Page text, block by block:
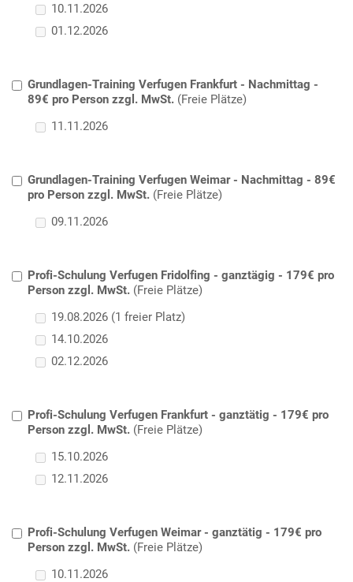
10.11.2026
01.12.2026
Grundlagen-Training Verfugen Frankfurt - Nachmittag -
89€ pro Person zzgl. MwSt. (Freie Plätze)
11.11.2026
Grundlagen-Training Verfugen Weimar - Nachmittag - 89€
pro Person zzgl. MwSt. (Freie Plätze)
09.11.2026
Profi-Schulung Verfugen Fridolfing - ganztägig - 179€ pro
Person zzgl. MwSt. (Freie Plätze)
19.08.2026 (1 freier Platz)
14.10.2026
02.12.2026
Profi-Schulung Verfugen Frankfurt - ganztätig - 179€ pro
Person zzgl. MwSt. (Freie Plätze)
15.10.2026
12.11.2026
Profi-Schulung Verfugen Weimar - ganztätig - 179€ pro
Person zzgl. MwSt. (Freie Plätze)
10.11.2026